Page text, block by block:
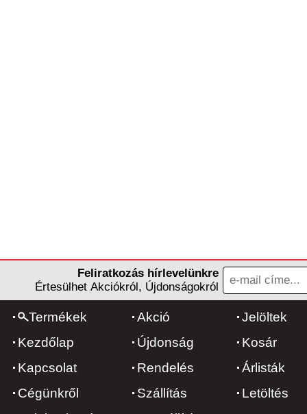
Feliratkozás hírlevelünkre
Értesülhet Akciókról, Újdonságokról
Termékek
Kezdőlap
Kapcsolat
Cégünkről
Akció
Újdonság
Rendelés
Szállítás
Jelöltek
Kosár
Árlisták
Letöltés